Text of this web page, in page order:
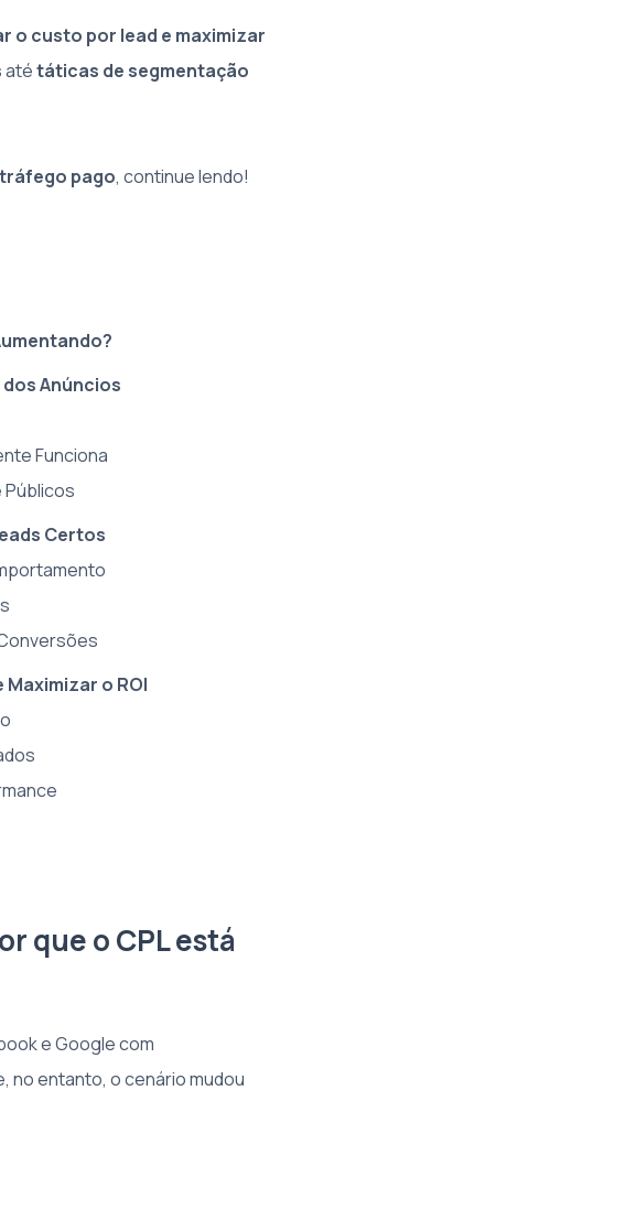
o custo por lead e maximizar
atétáticas de segmentação
pago, continue lendo!
Anúncios
Funciona
Públicos
Certos
o ROI
que o CPL está
e Google com
no entanto, o cenário mudou